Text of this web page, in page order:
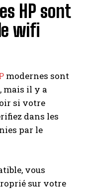
HP sont
wifi
modernes sont
mais il y a
si votre
dans les
par le
vous
sur votre